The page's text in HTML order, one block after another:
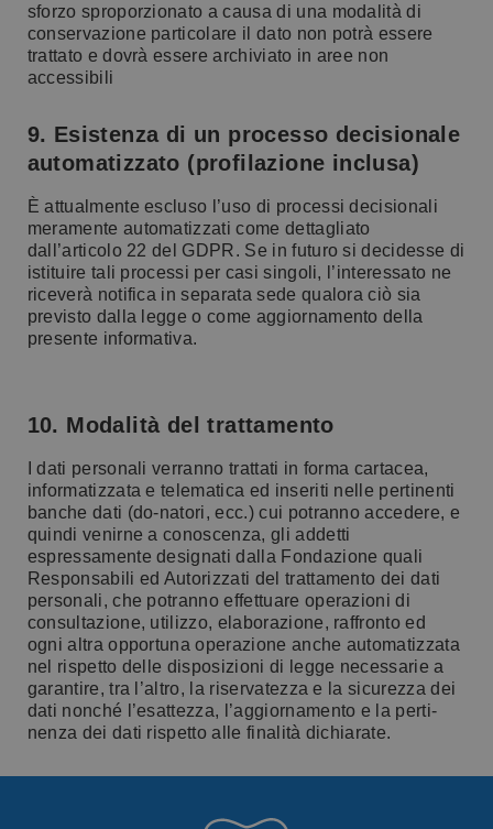
sforzo sproporzionato a causa di una modalità di
conservazione particolare il dato non potrà essere
trattato e dovrà essere archiviato in aree non
accessibili
9. Esistenza di un processo decisionale
automatizzato (profilazione inclusa)
È attualmente escluso l’uso di processi decisionali
meramente automatizzati come dettagliato
dall’articolo 22 del GDPR. Se in futuro si decidesse di
istituire tali processi per casi singoli, l’interessato ne
riceverà notifica in separata sede qualora ciò sia
previsto dalla legge o come aggiornamento della
presente informativa.
10. Modalità del trattamento
I dati personali verranno trattati in forma cartacea,
informatizzata e telematica ed inseriti nelle pertinenti
banche dati (do-natori, ecc.) cui potranno accedere, e
quindi venirne a conoscenza, gli addetti
espressamente designati dalla Fondazione quali
Responsabili ed Autorizzati del trattamento dei dati
personali, che potranno effettuare operazioni di
consultazione, utilizzo, elaborazione, raffronto ed
ogni altra opportuna operazione anche automatizzata
nel rispetto delle disposizioni di legge necessarie a
garantire, tra l’altro, la riservatezza e la sicurezza dei
dati nonché l’esattezza, l’aggiornamento e la perti-
nenza dei dati rispetto alle finalità dichiarate.